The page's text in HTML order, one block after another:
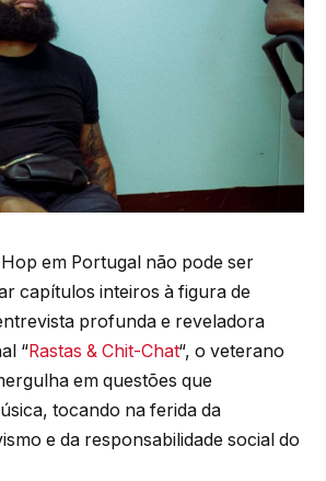
em Portugal não pode ser
capítulos inteiros à figura de
profunda e reveladora
“Rastas & Chit-Chat“, o veterano
em questões que
tocando na ferida da
e da responsabilidade social do